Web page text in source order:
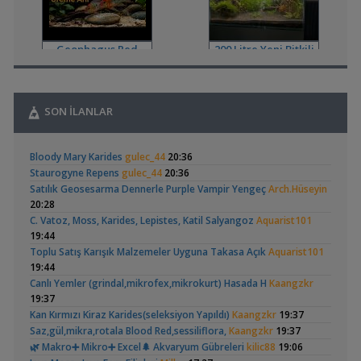
Filtre ÖnerisiSemihDinçer
Yeni Üye Forumu
Tek Co2 Tüpü Aynı Anda 2 Akvaryumda Kullanılır Mı?
GETS34 ,10:03
Işık CO2 ve Ekipmanlar
Akvaryum Daki Beyaz İnce Solucanlar
Yeni Üye Forumu
Akvaryum Dünyasından Haberler
Vahşi Beta Ve Labirentli Hobicileri, Birleşin!
22:34
Labirentliler
Süngerle 24 Saatte Sessiz Artemia Çıkarma BLGHN,21:15
Malzemeler ve Yemler Forumu
Leonardit Zeminli Akvaryum KurulumuBelisarius,20:14
Akvaryum Tanıtımı
Merhaba Bütçem Max 1200 Civarı Sessiz Çift Çıkışlıberat76
19:41
Akvaryum ve Tür Tavsiyesi
Balkondaki Pondum Çok Isınıyor.İnci Kefali,19:19
Bitki Akvaryumları Genel
Geophagus Red
Head Üreme Süreci
Hongsloi Çiftim Ve
Yavruları
(4)
Betta Antuta
Ramshorn Hakkında
200 Litre Yeni Bitkili
Tankım
(41)
Leonardit Zeminli
Akvaryum Kurulumu
37 Litrelik Siyah
SON İLANLAR
Bloody Mary Karides gulec_44 20:36
Staurogyne Repens gulec_44 20:36
Satılık Geosesarma Dennerle Purple Vampir YengeçArch.Hüseyin
20:28
C. Vatoz, Moss, Karides, Lepistes, Katil Salyangoz Aquarist101
19:44
Toplu Satış Karışık Malzemeler Uyguna Takasa AçıkAquarist101
19:44
Canlı Yemler (grindal,mikrofex,mikrokurt) Hasada H Kaangzkr
19:37
Kan Kırmızı Kiraz Karides(seleksiyon Yapıldı) Kaangzkr 19:37
Saz,gül,mikra,rotala Blood Red,sessiliflora,Kaangzkr 19:37
🌿 Makro➕️ Mikro➕ Excel🌲 Akvaryum Gübreleri kilic88 19:06